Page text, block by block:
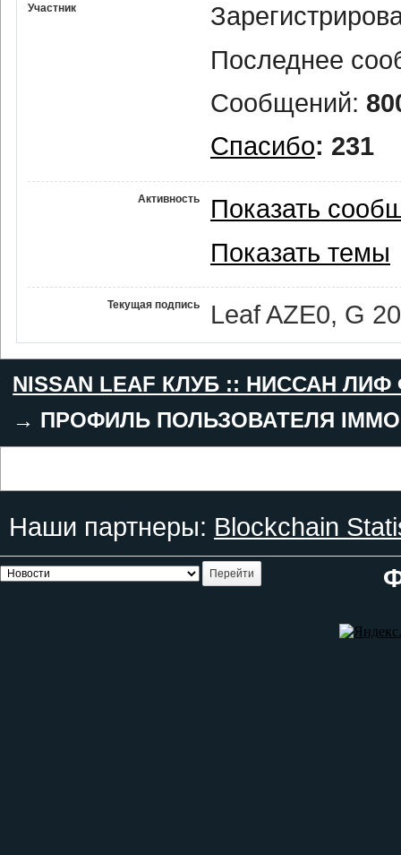
Участник
Последнее
Сообщений:
Спасибо: 231
Активность
Показать
Показать темы
Текущая подпись Leaf AZE0, G
NISSAN LEAF КЛУБ :: НИССАН
→ ПРОФИЛЬ ПОЛЬЗОВАТЕЛЯ
Наши партнеры: Blockchain